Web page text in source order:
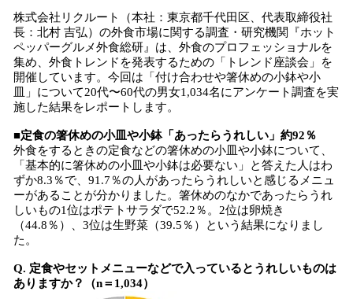
読
み
込
み
中
で
す
株式会社リクルート（本社：東京都千代田区、代表取締役社
長：北村 吉弘）の外食市場に関する調査・研究機関『ホット
ペッパーグルメ外食総研』は、外食のプロフェッショナルを
集め、外食トレンドを発表するための「トレンド座談会」を
開催しています。今回は「付け合わせや箸休めの小鉢や小
皿」について20代〜60代の男女1,034名にアンケート調査を実
施した結果をレポートします。
■定食の箸休めの小皿や小鉢「あったらうれしい」約92％
外食をするときの定食などの箸休めの小皿や小鉢について、
「基本的に箸休めの小皿や小鉢は必要ない」と答えた人はわ
ずか8.3％で、91.7％の人があったらうれしいと感じるメニュ
ーがあることが分かりました。箸休めのなかであったらうれ
しいもの1位はポテトサラダで52.2％。2位は卵焼き
（44.8％）、3位は生野菜（39.5％）という結果になりまし
た。
Q. 定食やセットメニューなどで入っているとうれしいものは
ありますか？（n＝1,034）